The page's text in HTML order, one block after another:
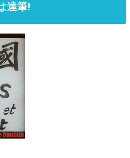
達筆!